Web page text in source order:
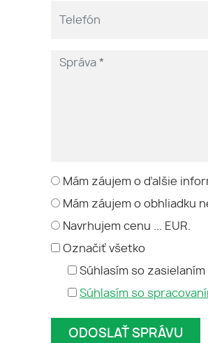
Mám záujem o ďalšie
Mám záujem o obhliadku
Navrhujem cenu ... EUR.
Označiť všetko
Súhlasím so
Súhlasím so